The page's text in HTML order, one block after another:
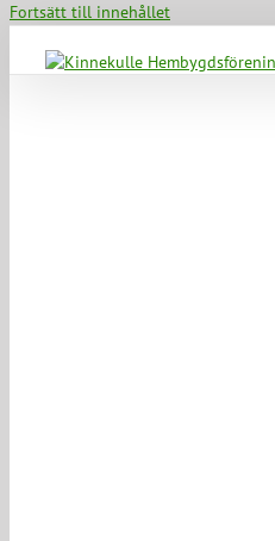
Fortsätt till innehållet